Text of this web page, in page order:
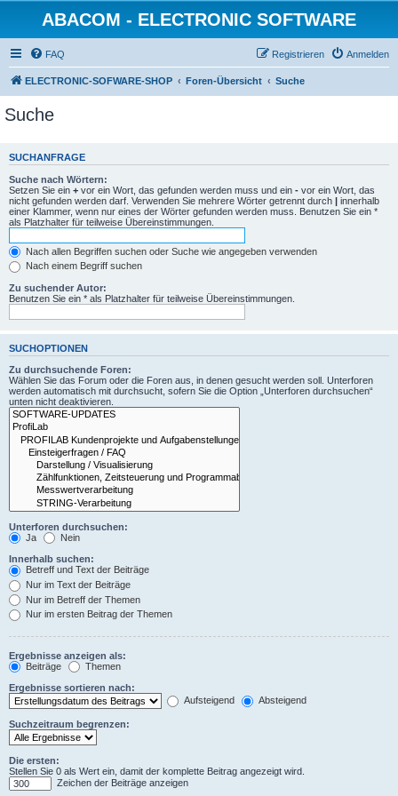
ABACOM - ELECTRONIC SOFTWARE
FAQ Anmelden
Registrieren
ELECTRONIC-SOFWARE-SHOP Foren-Übersicht Suche
Suche
SUCHANFRAGE
Suche nach Wörtern:
Setzen Sie ein + vor ein Wort, das gefunden werden muss und ein - vor ein Wort, das
nicht gefunden werden darf. Verwenden Sie mehrere Wörter getrennt durch | innerhalb
einer Klammer, wenn nur eines der Wörter gefunden werden muss. Benutzen Sie ein *
als Platzhalter für teilweise Übereinstimmungen.
Nach allen Begriffen suchen oder Suche wie angegeben verwenden
Nach einem Begriff suchen
Zu suchender Autor:
Benutzen Sie ein * als Platzhalter für teilweise Übereinstimmungen.
SUCHOPTIONEN
Zu durchsuchende Foren:
Wählen Sie das Forum oder die Foren aus, in denen gesucht werden soll. Unterforen
werden automatisch mit durchsucht, sofern Sie die Option „Unterforen durchsuchen“
unten nicht deaktivieren.
Unterforen durchsuchen:
Ja
Nein
Innerhalb suchen:
Betreff und Text der Beiträge
Nur im Text der Beiträge
Nur im Betreff der Themen
Nur im ersten Beitrag der Themen
Ergebnisse anzeigen als:
Beiträge
Themen
Ergebnisse sortieren nach:
Aufsteigend
Absteigend
Suchzeitraum begrenzen:
Die ersten:
Stellen Sie 0 als Wert ein, damit der komplette Beitrag angezeigt wird.
Zeichen der Beiträge anzeigen